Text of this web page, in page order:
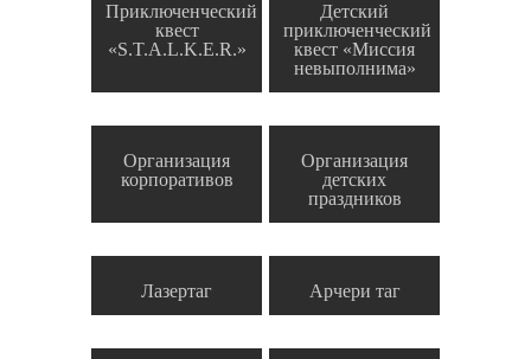
Приключенческий
квест
«S.T.A.L.K.E.R.»
Детский
приключенческий
квест «Миссия
невыполнима»
Организация
корпоративов
Организация
детских
праздников
Лазертаг Арчери таг